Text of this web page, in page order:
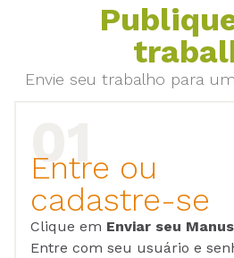
Envie seu trabalho para
Entre ou
cadastre-se
Clique em Enviar seu
Entre com seu usuário e